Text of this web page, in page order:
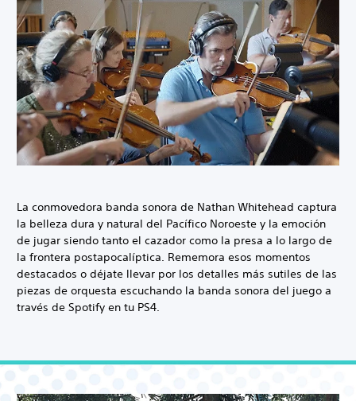
La conmovedora banda sonora de Nathan Whitehead captura
la belleza dura y natural del Pacífico Noroeste y la emoción
de jugar siendo tanto el cazador como la presa a lo largo de
la frontera postapocalíptica. Rememora esos momentos
destacados o déjate llevar por los detalles más sutiles de las
piezas de orquesta escuchando la banda sonora del juego a
través de Spotify en tu PS4.